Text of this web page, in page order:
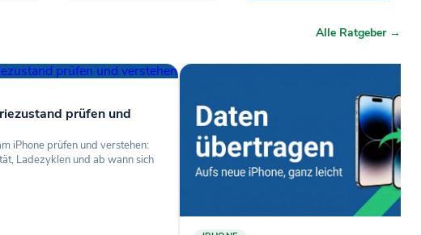
Alle Ratgeber →
prüfen und
iPhone prüfen und verstehen:
Ladezyklen und ab wann sich